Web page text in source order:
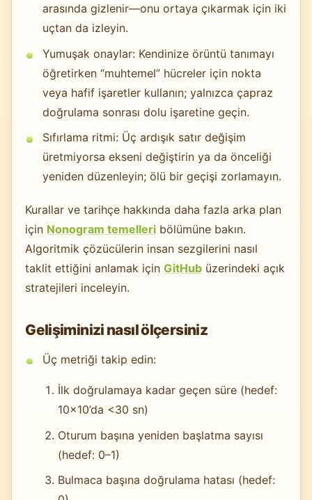
arasında gizlenir—onu ortaya çıkarmak için iki
uçtan da izleyin.
Yumuşak onaylar: Kendinize örüntü tanımayı
öğretirken “muhtemel” hücreler için nokta
veya hafif işaretler kullanın; yalnızca çapraz
doğrulama sonrası dolu işaretine geçin.
Sıfırlama ritmi: Üç ardışık satır değişim
üretmiyorsa ekseni değiştirin ya da önceliği
yeniden düzenleyin; ölü bir geçişi zorlamayın.
Kurallar ve tarihçe hakkında daha fazla arka plan
için Nonogram temelleri bölümüne bakın.
Algoritmik çözücülerin insan sezgilerini nasıl
taklit ettiğini anlamak içinGitHub üzerindeki açık
stratejileri inceleyin.
Gelişiminizi nasıl ölçersiniz
Üç metriği takip edin:
İlk doğrulamaya kadar geçen süre (hedef:
10×10’da <30 sn)
Oturum başına yeniden başlatma sayısı
(hedef: 0–1)
Bulmaca başına doğrulama hatası (hedef: